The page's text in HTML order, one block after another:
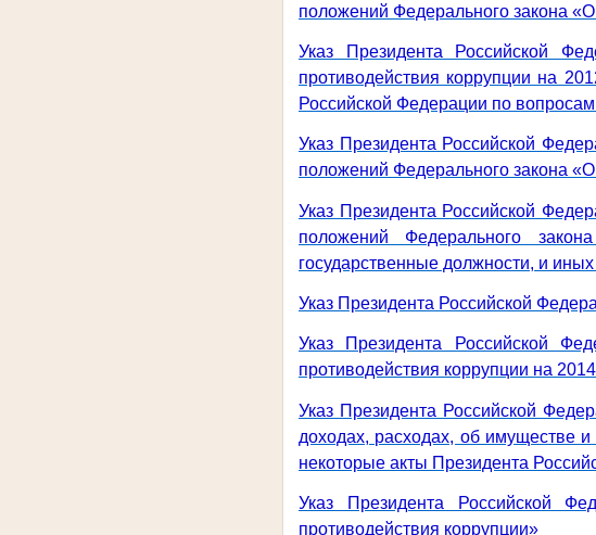
положений Федерального закона
Указ Президента Российской
противодействия коррупции на
Российской Федерации по
Указ Президента Российской
положений Федерального закона
Указ Президента Российской
положений Федерального
государственные должности, и
Указ Президента Российской
Указ Президента Российской
противодействия коррупции на
Указ Президента Российской
доходах, расходах, об имуществе
некоторые акты Президента
Указ Президента Российской
противодействия коррупции»